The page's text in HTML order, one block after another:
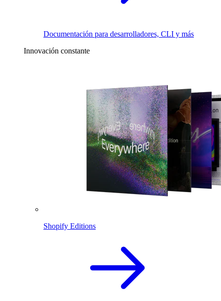
Documentación para desarrolladores, CLI y más
Innovación constante
Shopify Editions